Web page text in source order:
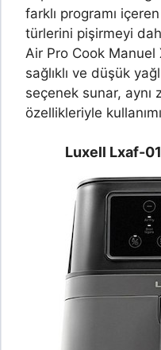
farklı programı
türlerini pişirmeyi
Air Pro Cook
sağlıklı ve düşük
seçenek sunar, aynı
özellikleriyle
Luxell Lxaf-